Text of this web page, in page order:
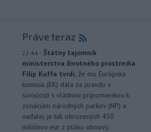
Práve teraz
22:44 - Štátny tajomník
ministerstva životného prostredia
Filip Kuffa tvrdí, že mu Európska
komisia (EK) dala za pravdu v
súvislosti s vládnou pripomienkou k
zonáciám národných parkov (NP) a
naďalej je tak ohrozených 450
miliónov eur z plánu obnovy.